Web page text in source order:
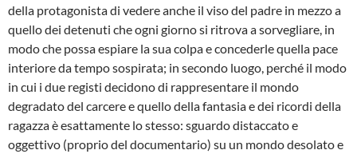
della protagonista di vedere anche il viso del padre in mezzo a
quello dei detenuti che ogni giorno si ritrova a sorvegliare, in
modo che possa espiare la sua colpa e concederle quella pace
interiore da tempo sospirata; in secondo luogo, perché il modo
in cui i due registi decidono di rappresentare il mondo
degradato del carcere e quello della fantasia e dei ricordi della
ragazza è esattamente lo stesso: sguardo distaccato e
oggettivo (proprio del documentario) su un mondo desolato e